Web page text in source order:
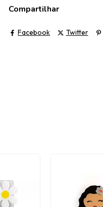
Compartilhar
Facebook Twitter